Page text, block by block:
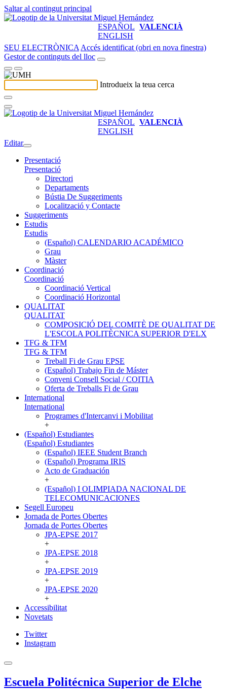
Saltar al contingut principal
ESPAÑOL VALENCIÀ
ENGLISH
SEU ELECTRÒNICA Accés identificat (obri en nova finestra)
Gestor de continguts del lloc
Introdueix la teua cerca
ESPAÑOL VALENCIÀ
ENGLISH
Editar
Presentació
Presentació
Directori
Departaments
Bústia De Suggeriments
Localització y Contacte
Suggeriments
Estudis
Estudis
(Español) CALENDARIO ACADÉMICO
Grau
Màster
Coordinació
Coordinació
Coordinació Vertical
Coordinació Horizontal
QUALITAT
QUALITAT
COMPOSICIÓ DEL COMITÈ DE QUALITAT DE
L'ESCOLA POLITÈCNICA SUPERIOR D'ELX
TFG & TFM
TFG & TFM
Treball Fi de Grau EPSE
(Español) Trabajo Fin de Máster
Conveni Consell Social / COITIA
Oferta de Treballs Fi de Grau
International
International
Programes d'Intercanvi i Mobilitat
+
(Español) Estudiantes
(Español) Estudiantes
(Español) IEEE Student Branch
(Español) Programa IRIS
Acto de Graduación
+
(Español) I OLIMPIADA NACIONAL DE
TELECOMUNICACIONES
Segell Europeu
Jornada de Portes Obertes
Jornada de Portes Obertes
JPA-EPSE 2017
+
JPA-EPSE 2018
+
JPA-EPSE 2019
+
JPA-EPSE 2020
+
Accessibilitat
Novetats
Twitter
Instagram
Escuela Politécnica Superior de Elche